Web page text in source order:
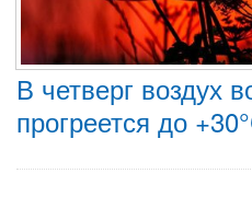
В четверг воздух
прогреется до